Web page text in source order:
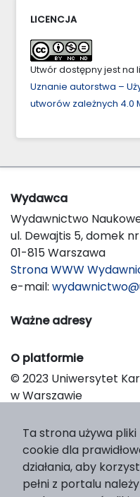
LICENCJA
Utwór dostępny jest na
Uznanie autorstwa –
utworów zależnych 4.0
Wydawca
Wydawnictwo
ul. Dewajtis 5, domek
01-815 Warszawa
Strona WWW
e-mail:
Ważne adresy
O platformie
© 2023 Uniwersytet
w Warszawie
Platform & Workflow
Ta strona używa pliki
cookie dla
działania, aby
pełni z portalu należy